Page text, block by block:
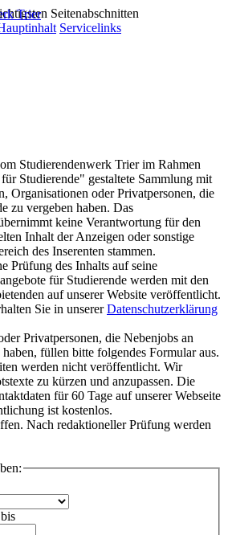
Seitenabschnitten
Servicelinks
Studierendenwerk Trier im Rahmen
Studierende" gestaltete Sammlung mit
Organisationen oder Privatpersonen, die
zu vergeben haben. Das
keine Verantwortung für den
Inhalt der Anzeigen oder sonstige
des Inserenten stammen.
Prüfung des Inhalts auf seine
für Studierende werden mit den
auf unserer Website veröffentlicht.
Sie in unsererDatenschutzerklärung
Privatpersonen, die Nebenjobs an
füllen bitte folgendes Formular aus.
werden nicht veröffentlicht. Wir
zu kürzen und anzupassen. Die
für 60 Tage auf unserer Webseite
ist kostenlos.
Nach redaktioneller Prüfung werden